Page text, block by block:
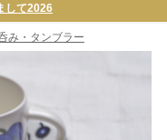
して2026
み・タンブラー